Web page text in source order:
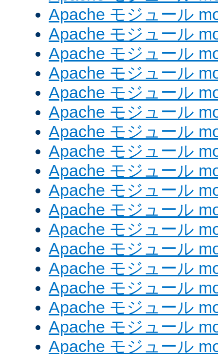
Apache モジュール
Apache モジュール
Apache モジュール
Apache モジュール
Apache モジュール
Apache モジュール
Apache モジュール
Apache モジュール
Apache モジュール
Apache モジュール
Apache モジュール
Apache モジュール
Apache モジュール
Apache モジュール
Apache モジュール
Apache モジュール
Apache モジュール
Apache モジュール